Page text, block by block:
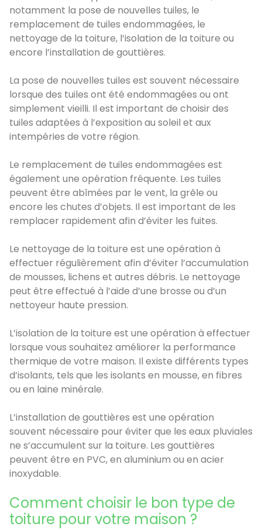
notamment la pose de nouvelles tuiles, le
remplacement de tuiles endommagées, le
nettoyage de la toiture, l’isolation de la toiture ou
encore l’installation de gouttières.
La pose de nouvelles tuiles est souvent nécessaire
lorsque des tuiles ont été endommagées ou ont
simplement vieilli. Il est important de choisir des
tuiles adaptées à l’exposition au soleil et aux
intempéries de votre région.
Le remplacement de tuiles endommagées est
également une opération fréquente. Les tuiles
peuvent être abîmées par le vent, la grêle ou
encore les chutes d’objets. Il est important de les
remplacer rapidement afin d’éviter les fuites.
Le nettoyage de la toiture est une opération à
effectuer régulièrement afin d’éviter l’accumulation
de mousses, lichens et autres débris. Le nettoyage
peut être effectué à l’aide d’une brosse ou d’un
nettoyeur haute pression.
L’isolation de la toiture est une opération à effectuer
lorsque vous souhaitez améliorer la performance
thermique de votre maison. Il existe différents types
d’isolants, tels que les isolants en mousse, en fibres
ou en laine minérale.
L’installation de gouttières est une opération
souvent nécessaire pour éviter que les eaux pluviales
ne s’accumulent sur la toiture. Les gouttières
peuvent être en PVC, en aluminium ou en acier
inoxydable.
Comment choisir le bon type de
toiture pour votre maison ?